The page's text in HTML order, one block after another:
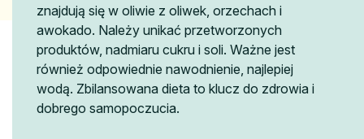
znajdują się w oliwie z oliwek, orzechach i
awokado. Należy unikać przetworzonych
produktów, nadmiaru cukru i soli. Ważne jest
również odpowiednie nawodnienie, najlepiej
wodą. Zbilansowana dieta to klucz do zdrowia i
dobrego samopoczucia.